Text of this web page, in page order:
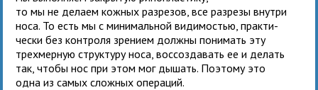
то мы не делаем кож­ных раз­ре­зов, все раз­резы внутри
носа. То есть мы с мини­маль­ной види­мо­стью, прак­ти­
че­ски без кон­троля зре­нием должны пони­мать эту
трех­мер­ную струк­туру носа, вос­со­зда­вать ее и делать
так, чтобы нос при этом мог дышать. Поэтому это
одна из самых слож­ных операций.